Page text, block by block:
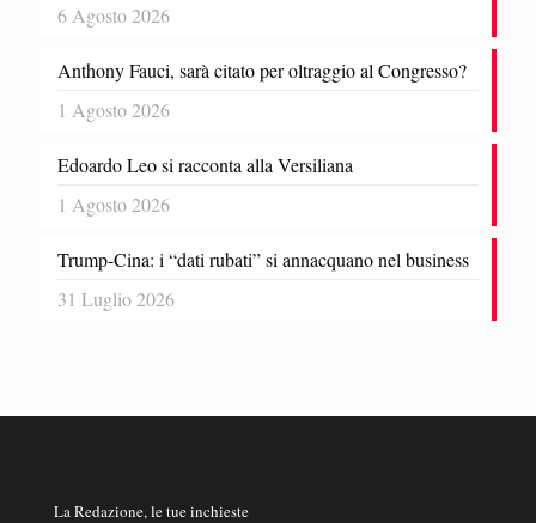
6 Agosto 2026
Anthony Fauci, sarà citato per oltraggio al Congresso?
1 Agosto 2026
Edoardo Leo si racconta alla Versiliana
1 Agosto 2026
Trump-Cina: i “dati rubati” si annacquano nel business
31 Luglio 2026
La Redazione, le tue inchieste